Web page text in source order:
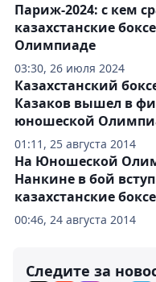
03:30, 26 июля 2024
Париж-2024: с кем
казахстанские
Олимпиаде
01:11, 25 августа 2014
Казахстанский
Казаков вышел в
юношеской
00:46, 24 августа 2014
На Юношеской
Нанкине в бой
казахстанские
Следите за